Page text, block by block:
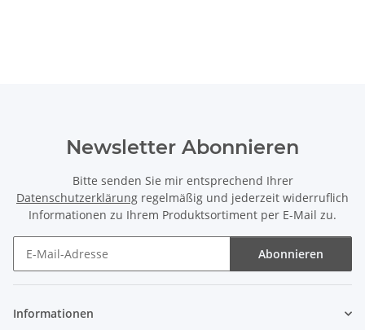
Newsletter Abonnieren
Bitte senden Sie mir entsprechend Ihrer
Datenschutzerklärung regelmäßig und jederzeit widerruflich
Informationen zu Ihrem Produktsortiment per E-Mail zu.
Abonnieren
Informationen